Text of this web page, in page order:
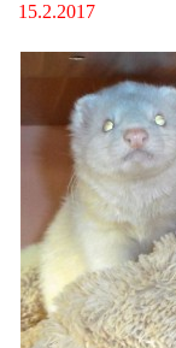
DFD -
PODMÍNKY
O FRETCE
O FRETCE
15.2.2017